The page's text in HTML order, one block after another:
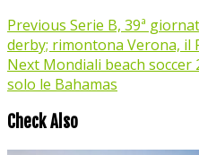
Previous Serie B, 39ª
derby; rimontona Verona, il
Next Mondiali beach soccer
solo le Bahamas
Check Also